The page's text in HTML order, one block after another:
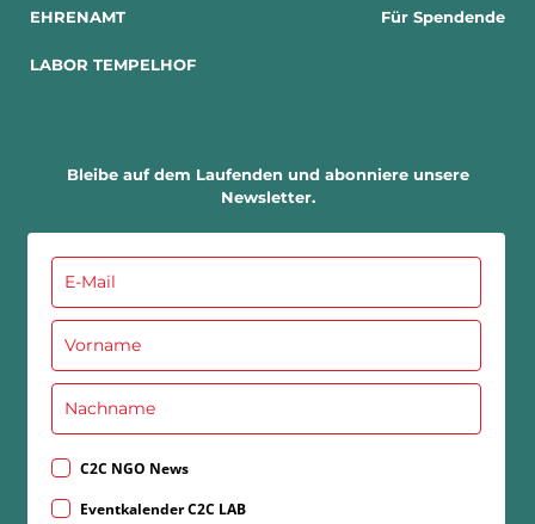
EHRENAMT
LABOR TEMPELHOF
Für Spendende
Bleibe auf dem Laufenden und abonniere unsere
Newsletter.
C2C NGO News
Eventkalender C2C LAB